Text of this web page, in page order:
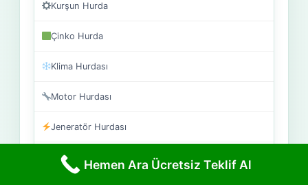
Kurşun Hurda
Çinko Hurda
Klima Hurdası
Motor Hurdası
Jeneratör Hurdası
Elektronik Hurda
Hemen Ara Ücretsiz Teklif Al